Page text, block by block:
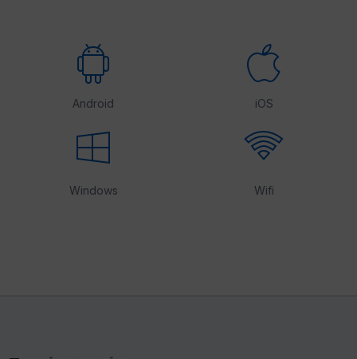
Android iOS
Windows Wifi